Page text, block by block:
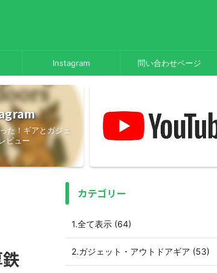
Instagram 問い合わせページ
た！ギアとガジェ
ビュー
カテゴリー
1.全て表示 (64)
2.ガジェット・アウトドアギア (53)